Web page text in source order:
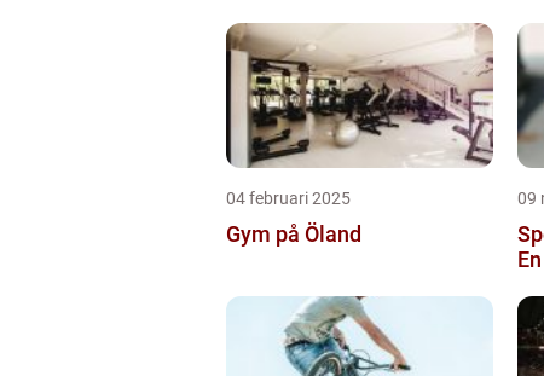
04 februari 2025
Gym på Öland
09